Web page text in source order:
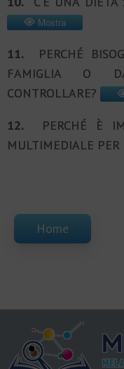
Mostra
11. PERCHÉ
FAMIGLIA O
CONTROLLARE?
12. PERCHÉ È
MULTIMEDIALE PER
Home